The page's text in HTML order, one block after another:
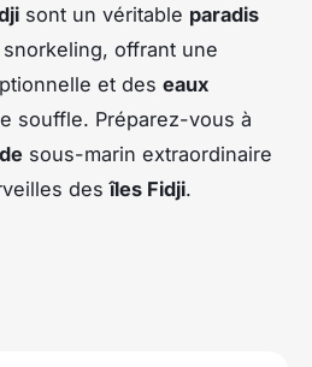
sont un véritable paradis
offrant une
et des eaux
souffle. Préparez-vous à
sous-marin extraordinaire
desîles Fidji.